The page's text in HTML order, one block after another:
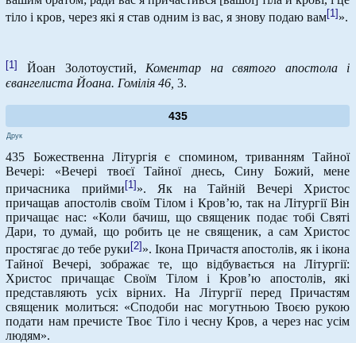
тіло і кров, через які я став одним із вас, я знову подаю вам[1] ».
[1] Йоан Золотоустий,Коментар на святого апостола і
євангелиста Йоана. Гомілія 46, 3.
435
Друк
435 Божественна Літургія є спомином, триванням Тайної
Вечері: «Вечері твоєї Тайної днесь, Сину Божий, мене
причасника прийми [1] ». Як на Тайній Вечері Христос
причащав апостолів своїм Тілом і Кров’ю, так на Літургії Він
причащає нас: «Коли бачиш, що священик подає тобі Святі
Дари, то думай, що робить це не священик, а сам Христос
простягає до тебе руки[2]». Ікона Причастя апостолів, як і ікона
Тайної Вечері, зображає те, що відбувається на Літургії:
Христос причащає Своїм Тілом і Кров’ю апостолів, які
представляють усіх вірних. На Літургії перед Причастям
священик молиться: «Сподоби нас могутньою Твоєю рукою
подати нам пречисте Твоє Тіло і чесну Кров, а через нас усім
людям».